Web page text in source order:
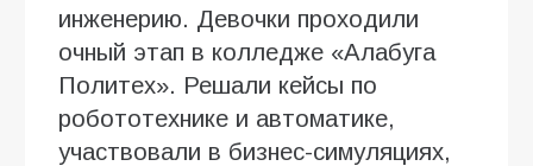
инженерию. Девочки проходили
очный этап в колледже «Алабуга
Политех». Решали кейсы по
робототехнике и автоматике,
участвовали в бизнес-симуляциях,